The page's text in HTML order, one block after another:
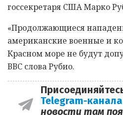
госсекретаря США Марко
«Продолжающиеся
американские военные и
Красном море не будут
ВВС слова Рубио.
Telegram-
новости там